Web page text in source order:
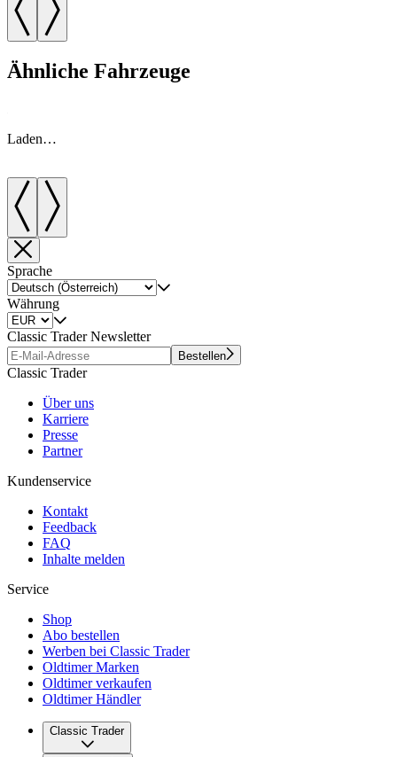
Ähnliche Fahrzeuge
Laden…
Sprache
Währung
Classic Trader Newsletter
Bestellen
Classic Trader
Über uns
Karriere
Presse
Partner
Kundenservice
Kontakt
Feedback
FAQ
Inhalte melden
Service
Shop
Abo bestellen
Werben bei Classic Trader
Oldtimer Marken
Oldtimer verkaufen
Oldtimer Händler
Classic Trader